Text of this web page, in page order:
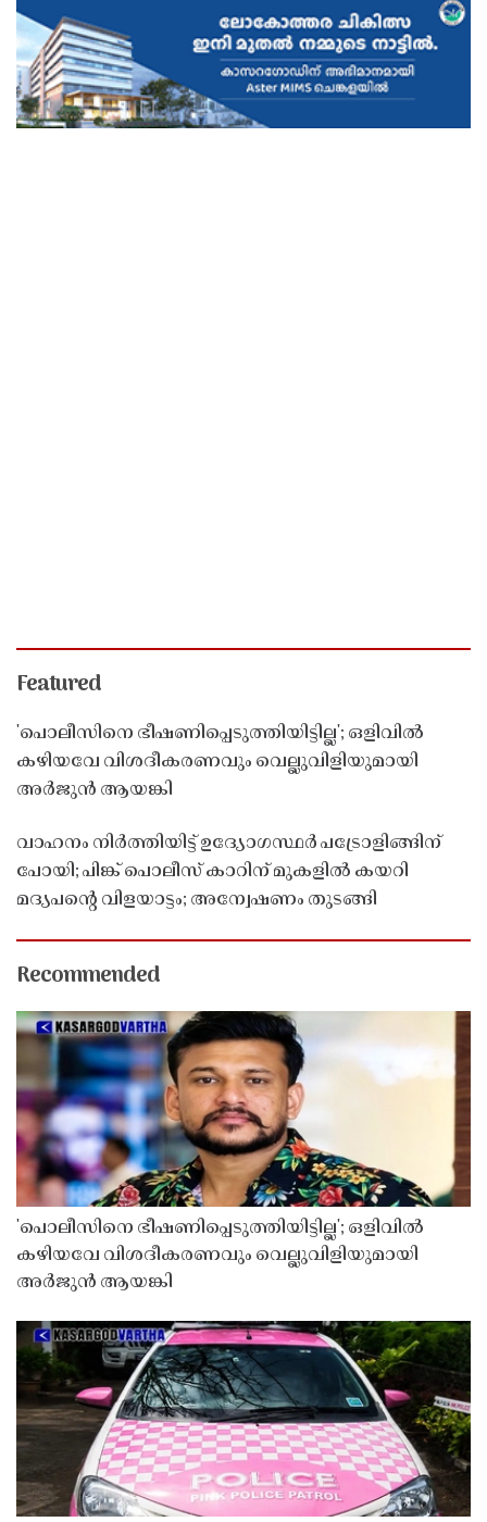
Featured
'പൊലീസിനെ ഭീഷണിപ്പെടുത്തിയിട്ടില്ല'; ഒളിവിൽ
കഴിയവേ വിശദീകരണവും വെല്ലുവിളിയുമായി
അർജുൻ ആയങ്കി
വാഹനം നിർത്തിയിട്ട് ഉദ്യോഗസ്ഥർ പട്രോളിങ്ങിന്
പോയി; പിങ്ക് പൊലീസ് കാറിന് മുകളിൽ കയറി
മദ്യപൻ്റെ വിളയാട്ടം; അന്വേഷണം തുടങ്ങി
Recommended
'പൊലീസിനെ ഭീഷണിപ്പെടുത്തിയിട്ടില്ല'; ഒളിവിൽ
കഴിയവേ വിശദീകരണവും വെല്ലുവിളിയുമായി
അർജുൻ ആയങ്കി